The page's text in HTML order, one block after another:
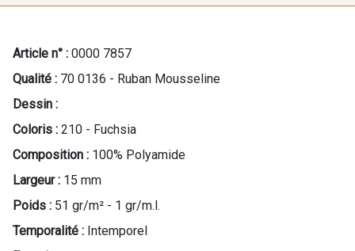
Article n° : 0000 7857
Qualité : 70 0136 - Ruban Mousseline
Dessin :
Coloris : 210 - Fuchsia
Composition : 100% Polyamide
Largeur : 15 mm
Poids : 51 gr/m² - 1 gr/m.l.
Temporalité : Intemporel